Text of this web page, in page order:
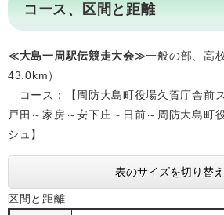
コース、区間と距離
≪大島一周駅伝競走大会≫一般の部、高
43.0km）
コース：【周防大島町役場久賀庁舎前
戸田～家房～安下庄～日前～周防大島町
シュ】
表のサイズを切り替
区間と距離